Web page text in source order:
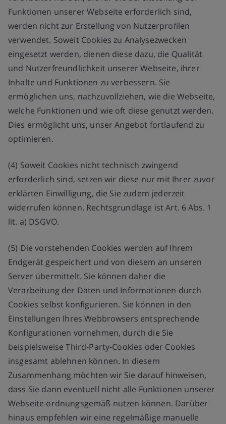
Funktionen unserer Webseite erforderlich sind,
werden nicht zur Erstellung von Nutzerprofilen
verwendet. Soweit Cookies zu Analysezwecken
eingesetzt werden, dienen diese dazu, die Qualität
und Nutzerfreundlichkeit unserer Webseite, ihrer
Inhalte und Funktionen zu verbessern. Sie
ermöglichen uns, nachzuvollziehen, wie die Webseite,
welche Funktionen und wie oft diese genutzt werden.
Dies ermöglicht uns, unser Angebot fortlaufend zu
optimieren.
(4) Soweit Cookies nicht technisch zwingend
erforderlich sind, setzen wir diese nur mit Ihrer zuvor
erklärten Einwilligung, die Sie zudem jederzeit
widerrufen können. Rechtsgrundlage ist Art. 6 Abs. 1
lit. a) DSGVO.
(5) Die vorstehenden Cookies werden auf Ihrem
Endgerät gespeichert und von diesem an unseren
Server übermittelt. Sie können daher die
Verarbeitung der Daten und Informationen durch
Cookies selbst konfigurieren. Sie können in den
Einstellungen Ihres Webbrowsers entsprechende
Konfigurationen vornehmen, durch die Sie
beispielsweise Third-Party-Cookies oder Cookies
insgesamt ablehnen können. In diesem
Zusammenhang möchten wir Sie darauf hinweisen,
dass Sie dann eventuell nicht alle Funktionen unserer
Webseite ordnungsgemäß nutzen können. Darüber
hinaus empfehlen wir eine regelmäßige manuelle